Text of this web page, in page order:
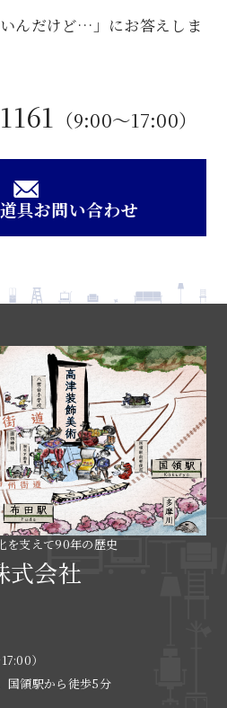
いんだけど…」にお答えしま
（9:00〜17:00）
具お問い合わせ
を支えて90年の歴史
式会社
）
領駅から徒歩5分